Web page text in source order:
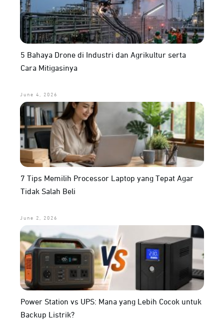
5 Bahaya Drone di Industri dan Agrikultur serta
Cara Mitigasinya
June 4, 2026
7 Tips Memilih Processor Laptop yang Tepat Agar
Tidak Salah Beli
June 2, 2026
Power Station vs UPS: Mana yang Lebih Cocok untuk
Backup Listrik?